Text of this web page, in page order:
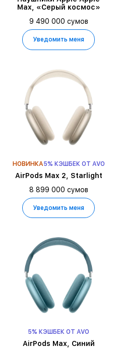
Max, «Серый космос»
9 490 000 сумов
Уведомить меня
НОВИНКА5% КЭШБЕК ОТ AVO
AirPods Max 2, Starlight
8 899 000 сумов
Уведомить меня
5% КЭШБЕК ОТ AVO
AirPods Max, Синий